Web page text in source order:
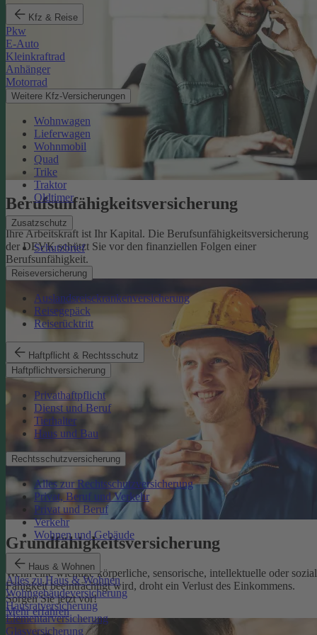
Kfz & Reise
Pkw
E-Auto
Kleinkraftrad
Anhänger
Motorrad
Weitere Kfz-Versicherungen
Wohnwagen
Lieferwagen
Wohnmobil
Quad
Trike
Traktor
Oldtimer
Zusatzschutz
Schutzbrief
Reiseversicherung
Auslandsreisekrankenversicherung
Reisegepäck
Reiserücktritt
Haftpflicht & Rechtsschutz
Haftpflichtversicherung
Privathaftpflicht
Dienst und Beruf
Tierhalter
Haus und Bau
Rechtsschutzversicherung
Alles zur Rechtsschutzversicherung
Privat, Beruf und Verkehr
Privat und Beruf
Verkehr
Wohnen und Gebäude
Haus & Wohnen
Alles zu Haus & Wohnen
Wohngebäudeversicherung
Hausratversicherung
Elementarversicherung
Glasversicherung
Berufsunfähigkeits­versicherung
Ihre Arbeitskraft ist Ihr Kapital. Die Berufsunfähigkeitsversicherung
der DEVK schützt Sie vor den finanziellen Folgen einer
Berufsunfähigkeit.
Mehr erfahren
Grundfähigkeits­versicherung
Wenn eine wichtige körperliche, sensorische, intellektuelle oder
Fähigkeit beeinträchtigt wird, droht ein Verlust des Einkommens.
Sorgen Sie jetzt vor!
Mehr erfahren